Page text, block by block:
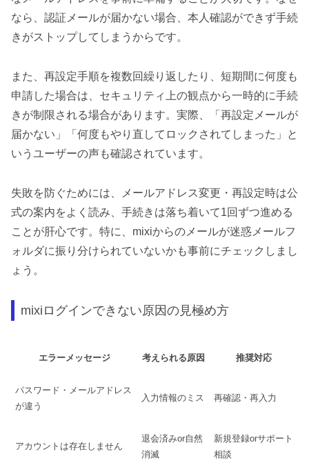
なら、認証メールが届かない場合、本人確認ができず手続
きがストップしてしまうからです。
また、再設定手順を複数回繰り返したり、短期間に何度も
申請した場合は、セキュリティ上の観点から一時的に手続
きが制限される場合があります。実際、「再設定メールが
届かない」「何度もやり直してロックされてしまった」と
いうユーザーの声も確認されています。
失敗を防ぐためには、メールアドレス変更・再設定時は公
式の案内をよく読み、手続きは落ち着いて1回ずつ進める
ことが肝心です。特に、mixiからのメールが迷惑メールフ
ォルダに振り分けられていないかも事前にチェックしまし
ょう。
mixiログインできない原因の見極め方
エラーメッセージ 考えられる原因 推奨対応
パスワード・メールアドレス
が違う
入力情報のミス 再確認・再入力
アカウントは存在しません
退会済みor自然
消滅
新規登録orサポート
相談